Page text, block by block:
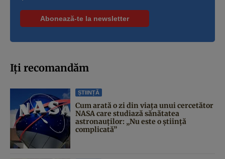
Iți recomandăm
ȘTIINȚĂ
Cum arată o zi din viața unui cercetător
NASA care studiază sănătatea
astronauților: „Nu este o știință
complicată”